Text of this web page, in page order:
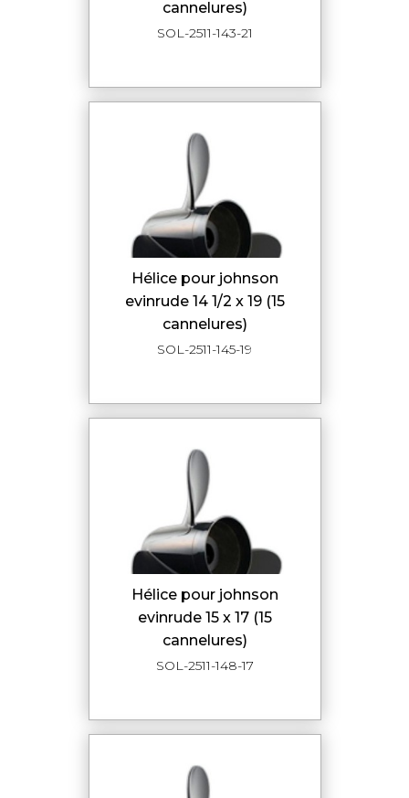
cannelures)
SOL-2511-143-21
hélice pour johnson
evinrude 14 1/2 x 19 (15
cannelures)
SOL-2511-145-19
hélice pour johnson
evinrude 15 x 17 (15
cannelures)
SOL-2511-148-17